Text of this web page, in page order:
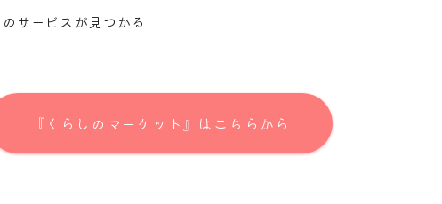
サービスが見つかる
『くらしのマーケット』はこちらから